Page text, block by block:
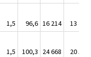
1,5 96,6 16 214
13 494
1,5 100,3 24 668
20 514